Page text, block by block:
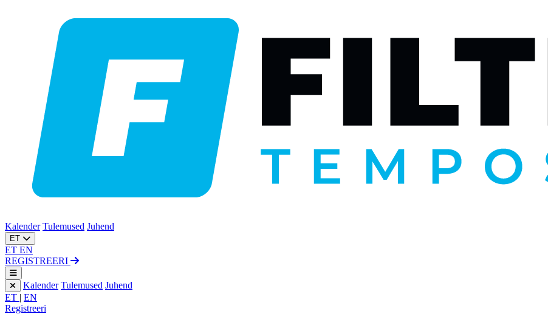
Kalender Tulemused Juhend
ET
ET EN
REGISTREERI
Kalender Tulemused Juhend
ET | EN
Registreeri